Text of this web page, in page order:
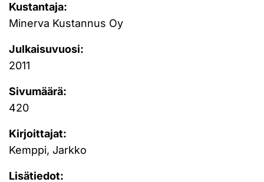
Kustantaja:
Minerva Kustannus Oy
Julkaisuvuosi:
2011
Sivumäärä:
420
Kirjoittajat:
Kemppi, Jarkko
Lisätiedot: